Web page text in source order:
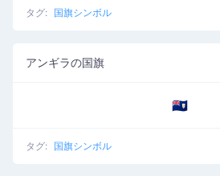
タグ: 国旗シンボル
アンギラの国旗
🇦🇮
タグ: 国旗シンボル